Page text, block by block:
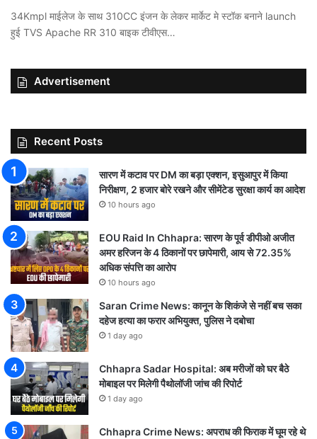
34Kmpl माईलेज के साथ 310CC इंजन के लेकर मार्केट मे स्टॉक बनाने launch
हुई TVS Apache RR 310 बाइक टीवीएस…
Advertisement
Recent Posts
सारण में कटाव पर DM का बड़ा एक्शन, इसुआपुर में किया
निरीक्षण, 2 हजार बोरे रखने और सीमेंटेड सुरक्षा कार्य का आदेश
10 hours ago
EOU Raid In Chhapra: सारण के पूर्व डीपीओ अजीत
अमर हरिजन के 4 ठिकानों पर छापेमारी, आय से 72.35%
अधिक संपत्ति का आरोप
10 hours ago
Saran Crime News: कानून के शिकंजे से नहीं बच सका
दहेज हत्या का फरार अभियुक्त, पुलिस ने दबोचा
1 day ago
Chhapra Sadar Hospital: अब मरीजों को घर बैठे
मोबाइल पर मिलेगी पैथोलॉजी जांच की रिपोर्ट
1 day ago
Chhapra Crime News: अपराध की फिराक में घूम रहे थे